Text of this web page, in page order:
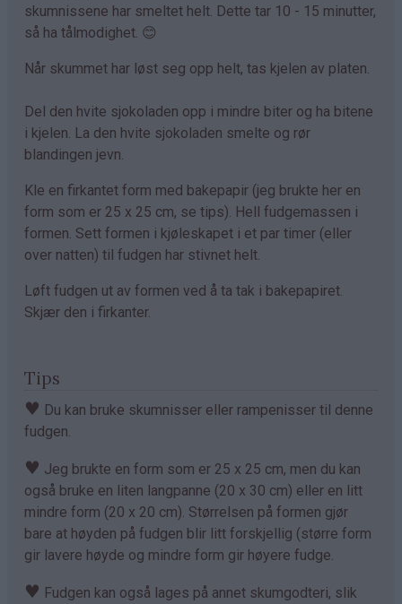
skumnissene har smeltet helt. Dette tar 10 - 15 minutter,
så ha tålmodighet. 😊
Når skummet har løst seg opp helt, tas kjelen av platen.
Del den hvite sjokoladen opp i mindre biter og ha bitene
i kjelen. La den hvite sjokoladen smelte og rør
blandingen jevn.
Kle en firkantet form med bakepapir (jeg brukte her en
form som er 25 x 25 cm, se tips). Hell fudgemassen i
formen. Sett formen i kjøleskapet i et par timer (eller
over natten) til fudgen har stivnet helt.
Løft fudgen ut av formen ved å ta tak i bakepapiret.
Skjær den i firkanter.
Tips
♥ Du kan bruke skumnisser eller rampenisser til denne
fudgen.
♥ Jeg brukte en form som er 25 x 25 cm, men du kan
også bruke en liten langpanne (20 x 30 cm) eller en litt
mindre form (20 x 20 cm). Størrelsen på formen gjør
bare at høyden på fudgen blir litt forskjellig (større form
gir lavere høyde og mindre form gir høyere fudge.
♥ Fudgen kan også lages på annet skumgodteri, slik